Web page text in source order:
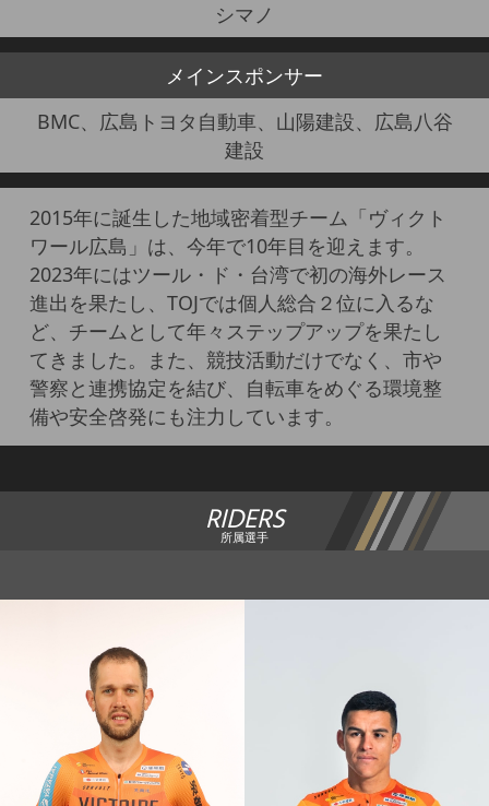
シマノ
メインスポンサー
BMC、広島トヨタ自動車、山陽建設、広島八谷
建設
2015年に誕生した地域密着型チーム「ヴィクト
ワール広島」は、今年で10年目を迎えます。
2023年にはツール・ド・台湾で初の海外レース
進出を果たし、TOJでは個人総合２位に入るな
ど、チームとして年々ステップアップを果たし
てきました。また、競技活動だけでなく、市や
警察と連携協定を結び、自転車をめぐる環境整
備や安全啓発にも注力しています。
RIDERS
所属選手